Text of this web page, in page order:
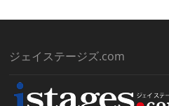
ジェイステージズ.com